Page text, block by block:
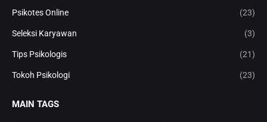
Psikotes Online (23)
Seleksi Karyawan (3)
Tips Psikologis (21)
Tokoh Psikologi (23)
MAIN TAGS